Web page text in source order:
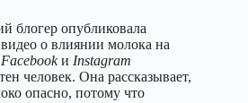
блогер опубликовала
о влиянии молока на
Facebookи Instagram
человек. Она рассказывает,
опасно, потому что